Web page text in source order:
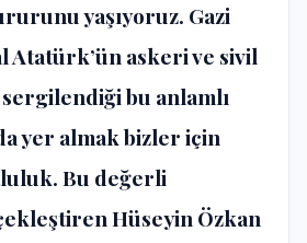
yaşıyoruz. Gazi
Atatürk’ün askeri ve sivil
bu anlamlı
yer almak bizler için
Bu değerli
Hüseyin Özkan